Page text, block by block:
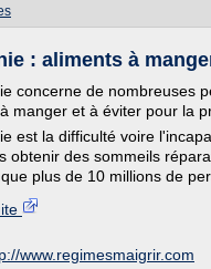
: aliments à
concerne de nombreuses
manger et à éviter pour la
est la difficulté voire
obtenir des sommeils
plus de 10 millions de
www.regimesmaigrir.com